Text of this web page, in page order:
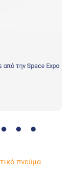
από την Space Expo
πνεύμα